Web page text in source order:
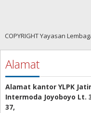
COPYRIGHT Yayasan
Alamat
Alamat kantor YLPK
Intermoda Joyoboyo Lt.
37,